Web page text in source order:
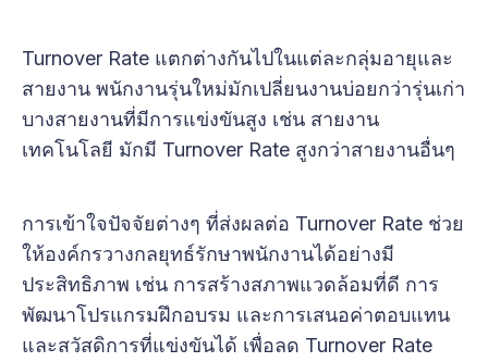
Turnover Rate แตกต่างกันไปในแต่ละกลุ่มอายุและ
สายงาน พนักงานรุ่นใหม่มักเปลี่ยนงานบ่อยกว่ารุ่นเก่า
บางสายงานที่มีการแข่งขันสูง เช่น สายงาน
เทคโนโลยี มักมี Turnover Rate สูงกว่าสายงานอื่นๆ
การเข้าใจปัจจัยต่างๆ ที่ส่งผลต่อ Turnover Rate ช่วย
ให้องค์กรวางกลยุทธ์รักษาพนักงานได้อย่างมี
ประสิทธิภาพ เช่น การสร้างสภาพแวดล้อมที่ดี การ
พัฒนาโปรแกรมฝึกอบรม และการเสนอค่าตอบแทน
และสวัสดิการที่แข่งขันได้ เพื่อลด Turnover Rate